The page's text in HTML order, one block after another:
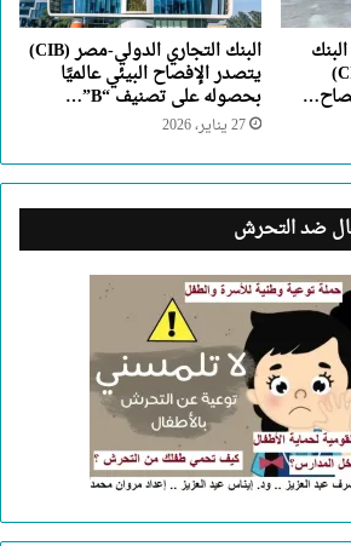
التجاري الدولي-مصر (CIB)
البنك التجاري الدولي-مصر (CIB)
يتصدر الإفصاح البيئي عالميًا
بحصوله على تصنيف “B”…
27 يناير، 2026
ضد التحرش